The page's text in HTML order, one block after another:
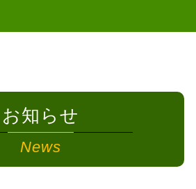
お知らせ
News